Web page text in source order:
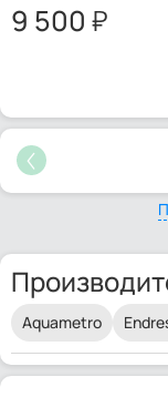
9 500
Aquametro